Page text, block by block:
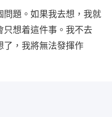
題。如果我去想，我就
只想着這件事。我不去
了，我將無法發揮作